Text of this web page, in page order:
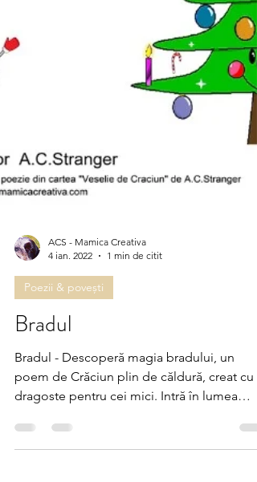
ACS - Mamica Creativa
4 ian. 2022
1 min de citit
Poezii & povești
Bradul